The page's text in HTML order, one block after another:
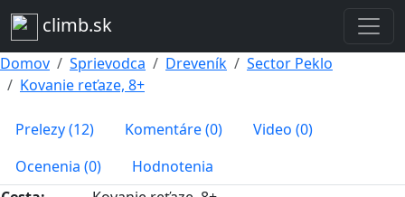
climb.sk
Domov Sprievodca Dreveník
Sector Peklo
Kovanie reťaze, 8+
Prelezy (12) Komentáre (0)
Video (0)
Ocenenia (0)
Hodnotenia